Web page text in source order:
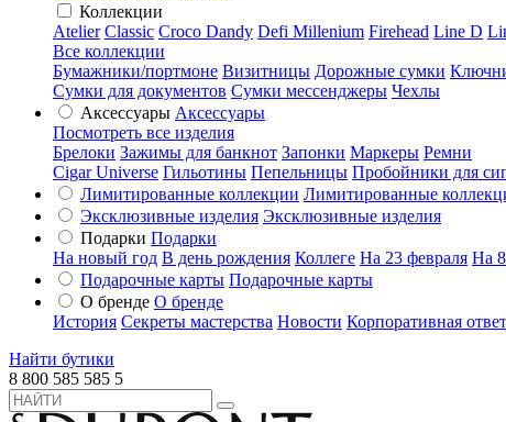
Коллекции
Atelier Classic Croco Dandy Defi Millenium Firehead Line D
Все коллекции
Бумажники/портмоне Визитницы Дорожные сумки
Сумки для документов Сумки мессенджеры Чехлы
Аксессуары Аксессуары
Посмотреть все изделия
Брелоки Зажимы для банкнот Запонки Маркеры Ремни
Cigar Universe Гильотины Пепельницы Пробойники для
Лимитированные коллекции Лимитированные
Эксклюзивные изделия Эксклюзивные изделия
Подарки Подарки
На новый год В день рождения Коллеге На 23 февраля На
Подарочные карты Подарочные карты
О бренде О бренде
История Секреты мастерства Новости Корпоративная
Найти бутики
8 800 585 585 5